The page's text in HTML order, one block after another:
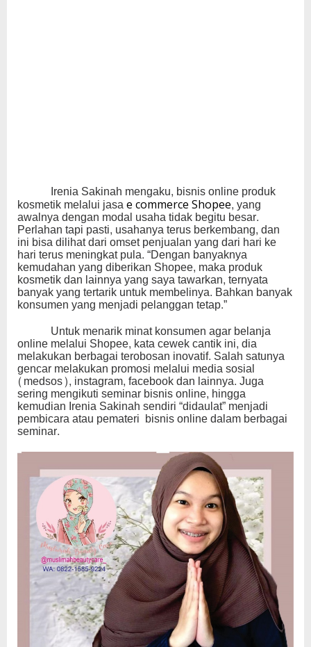
Irenia Sakinah mengaku, bisnis online produk
kosmetik melalui jasae commerce Shopee, yang
awalnya dengan modal usaha tidak begitu besar.
Perlahan tapi pasti, usahanya terus berkembang, dan
ini bisa dilihat dari omset penjualan yang dari hari ke
hari terus meningkat pula. “Dengan banyaknya
kemudahan yang diberikan Shopee, maka produk
kosmetik dan lainnya yang saya tawarkan, ternyata
banyak yang tertarik untuk membelinya. Bahkan banyak
konsumen yang menjadi pelanggan tetap.”
Untuk menarik minat konsumen agar belanja
online melalui Shopee, kata cewek cantik ini, dia
melakukan berbagai terobosan inovatif. Salah satunya
gencar melakukan promosi melalui media sosial
(medsos), instagram, facebook dan lainnya. Juga
sering mengikuti seminar bisnis online, hingga
kemudian Irenia Sakinah sendiri “didaulat” menjadi
pembicara atau pemateri bisnis online dalam berbagai
seminar.